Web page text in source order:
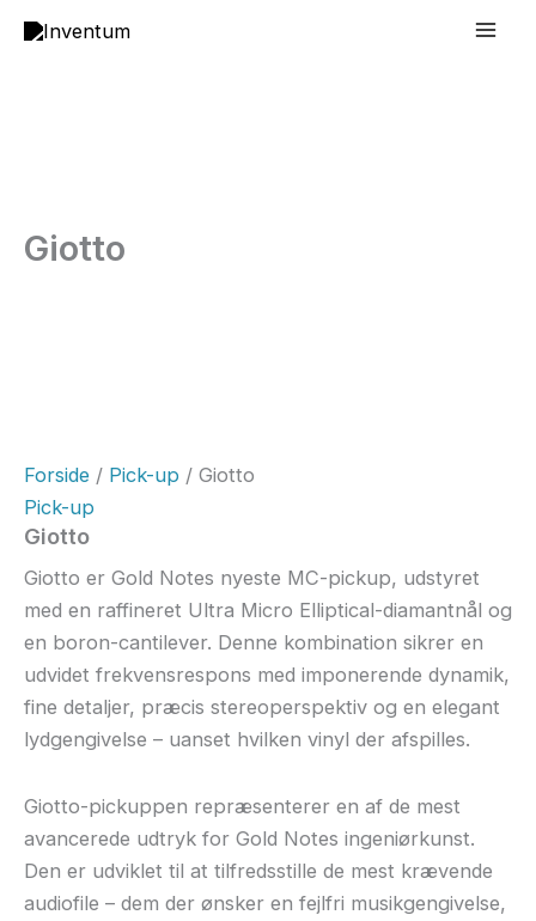
Giotto
Forside / Pick-up / Giotto
Pick-up
Giotto
Giotto er Gold Notes nyeste MC-pickup, udstyret
med en raffineret Ultra Micro Elliptical-diamantnål og
en boron-cantilever. Denne kombination sikrer en
udvidet frekvensrespons med imponerende dynamik,
fine detaljer, præcis stereoperspektiv og en elegant
lydgengivelse – uanset hvilken vinyl der afspilles.
Giotto-pickuppen repræsenterer en af de mest
avancerede udtryk for Gold Notes ingeniørkunst.
Den er udviklet til at tilfredsstille de mest krævende
audiofile – dem der ønsker en fejlfri musikgengivelse,